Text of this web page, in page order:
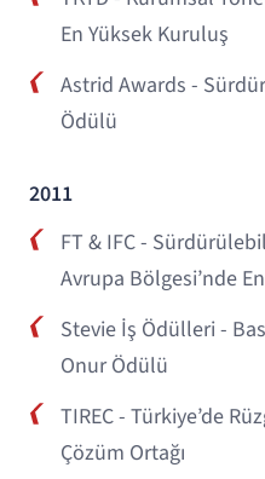
En Yüksek Kuruluş
Astrid Awards -
Ödülü
2011
FT & IFC -
Avrupa Bölgesi’nde
Stevie İş Ödülleri -
Onur Ödülü
TIREC - Türkiye’de
Çözüm Ortağı